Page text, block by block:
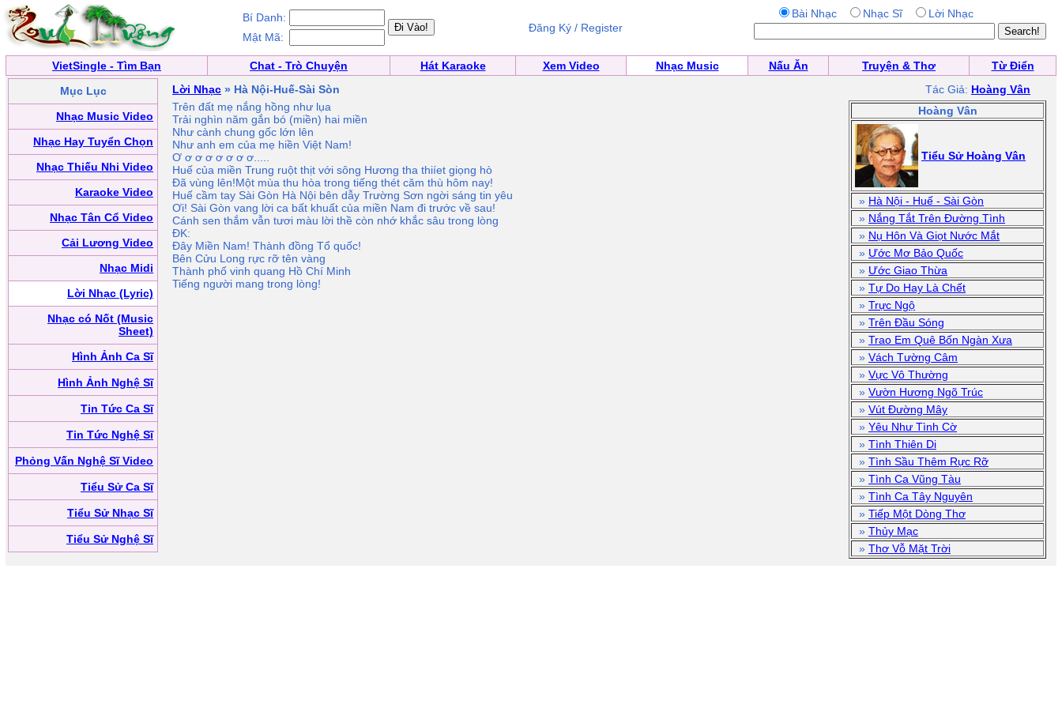
Bí Danh:
Mật Mã:
Đăng Ký / Register
Bài Nhạc Nhạc Sĩ Lời Nhạc
VietSingle - Tìm Bạn Chat - Trò Chuyện Hát Karaoke Xem Video Nhạc Music Nấu Ăn Truyện & Thơ
Từ Điển
Mục Lục
Nhạc Music Video
Nhạc Hay Tuyển Chọn
Nhạc Thiếu Nhi Video
Karaoke Video
Nhạc Tân Cổ Video
Cải Lương Video
Nhạc Midi
Lời Nhạc (Lyric)
Nhạc có Nốt (Music
Sheet)
Hình Ảnh Ca Sĩ
Hình Ảnh Nghệ Sĩ
Tin Tức Ca Sĩ
Tin Tức Nghệ Sĩ
Phỏng Vấn Nghệ Sĩ Video
Tiểu Sử Ca Sĩ
Tiểu Sử Nhạc Sĩ
Tiểu Sử Nghệ Sĩ
Lời Nhạc » Hà Nội-Huế-Sài Sòn Tác Giả: Hoàng Vân
Trên đất mẹ nắng hồng như lụa
Trải nghìn năm gắn bó (miền) hai miền
Như cành chung gốc lớn lên
Như anh em của mẹ hiền Việt Nam!
Ơ ơ ơ ơ ơ ơ ơ ơ.....
Huế của miền Trung ruột thịt với sông Hương tha thiíet giọng hò
Đã vùng lên!Một mùa thu hòa trong tiếng thét căm thù hôm nay!
Huế cầm tay Sài Gòn Hà Nội bên dẫy Trường Sơn ngời sáng tin yêu
Ơi! Sài Gòn vang lời ca bất khuất của miền Nam đi trước về sau!
Cánh sen thắm vẫn tươi màu lời thề còn nhớ khắc sâu trong lòng
ĐK:
Đây Miền Nam! Thành đồng Tổ quốc!
Bên Cửu Long rực rỡ tên vàng
Thành phố vinh quang Hồ Chí Minh
Tiếng người mang trong lòng!
Hoàng Vân
Tiểu Sử Hoàng Vân
» Hà Nội - Huế - Sài Gòn
» Nắng Tắt Trên Đường Tình
» Nụ Hôn Và Giọt Nước Mắt
» Ước Mơ Bảo Quốc
» Ước Giao Thừa
» Tự Do Hay Là Chết
» Trực Ngộ
» Trên Đầu Sóng
» Trao Em Quê Bốn Ngàn Xưa
» Vách Tường Câm
» Vực Vô Thường
» Vườn Hương Ngõ Trúc
» Vút Đường Mây
» Yêu Như Tình Cờ
» Tình Thiên Di
» Tình Sầu Thêm Rực Rỡ
» Tình Ca Vũng Tàu
» Tình Ca Tây Nguyên
» Tiếp Một Dòng Thơ
» Thủy Mạc
» Thơ Vỗ Mặt Trời